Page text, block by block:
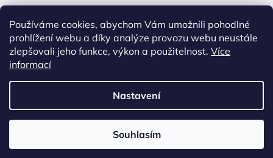
Používáme cookies, abychom Vám umožnili pohodlné
prohlížení webu a díky analýze provozu webu neustále
zlepšovali jeho funkce, výkon a použitelnost. Více
informací
Nastavení
Souhlasím
Akce 3+1 zdarma Kup 3 libovolné výrobky Ebbie a 4 získáš
obchodní podmínky
Copyright 2026Ebbie. Všechna práva vyhrazena.Upravit
nastavení cookies